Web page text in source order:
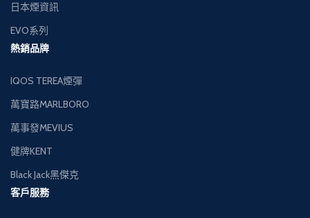
日本煙資訊
EVO系列
熱銷品牌
IQOS TEREA煙彈
萬寶路MARLBORO
萬事發MEVIUS
健牌KENT
Black Jack黑傑克
客戶服務